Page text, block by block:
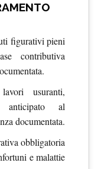
figurativi pieni
contributiva
usuranti,
anticipato al
documentata.
obbligatoria
e malattie